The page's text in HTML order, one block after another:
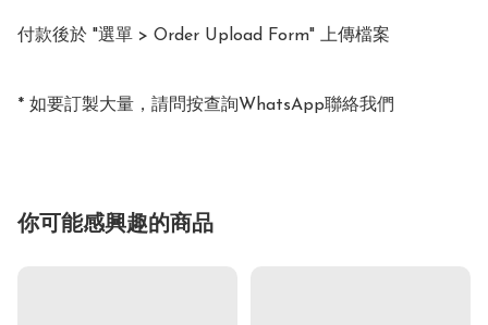
付款後於 "選單 > Order Upload Form" 上傳檔案
* 如要訂製大量，請問按查詢WhatsApp聯絡我們
你可能感興趣的商品